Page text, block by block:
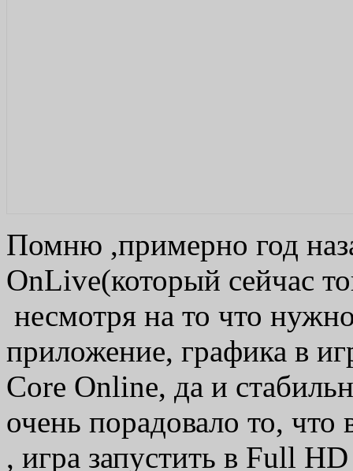
Помню ,примерно год
OnLive(который сейчас
несмотря на то что
приложение, графика в
Core Online, да и
очень порадовало то,
, игра запустить в Full